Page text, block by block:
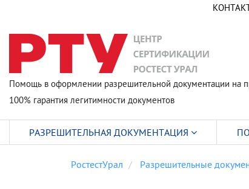
Помощь в оформлении разрешительной документации на
100% гарантия легитимности документов
РостестУрал Разрешительные
РАЗРЕШИТЕЛЬНАЯ ДОКУМЕНТАЦИЯ